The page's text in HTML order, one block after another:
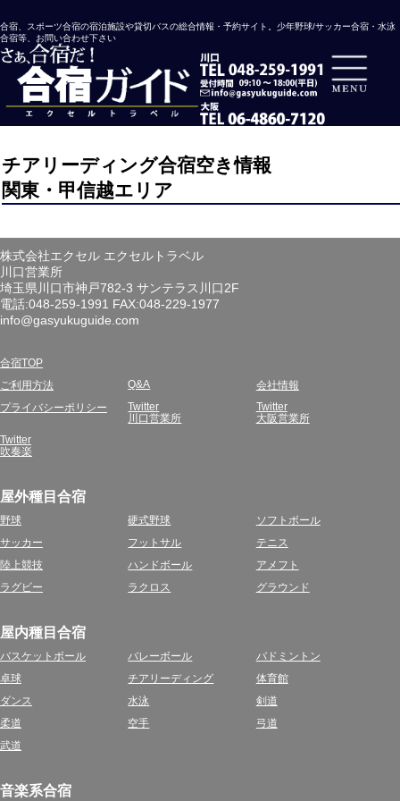
合宿、スポーツ合宿の宿泊施設や貸切バスの総合情報・予約サイト。少年野球/サッカー合宿・水泳
合宿等、お問い合わせ下さい
チアリーディング合宿空き情報
関東・甲信越エリア
株式会社エクセル エクセルトラベル
川口営業所
埼玉県川口市神戸782-3 サンテラス川口2F
電話:048-259-1991 FAX:048-229-1977
info@gasyukuguide.com
合宿TOP
ご利用方法 Q&A 会社情報
プライバシーポリシー
Twitter
川口営業所
Twitter
大阪営業所
Twitter
吹奏楽
屋外種目合宿
野球 硬式野球 ソフトボール
サッカー フットサル テニス
陸上競技 ハンドボール アメフト
ラグビー ラクロス グラウンド
屋内種目合宿
バスケットボール バレーボール バドミントン
卓球 チアリーディング 体育館
ダンス 水泳 剣道
柔道 空手 弓道
武道
音楽系合宿